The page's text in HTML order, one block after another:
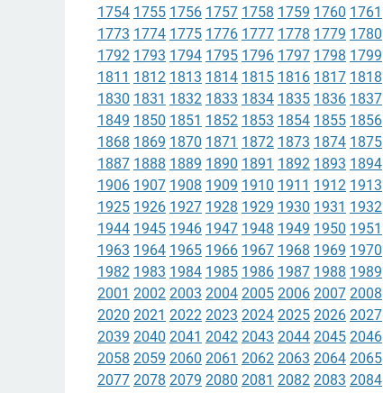
1754 1755 1756 1757 1758 1759 1760 1761
1773 1774 1775 1776 1777 1778 1779 1780
1792 1793 1794 1795 1796 1797 1798 1799
1811 1812 1813 1814 1815 1816 1817 1818
1830 1831 1832 1833 1834 1835 1836 1837
1849 1850 1851 1852 1853 1854 1855 1856
1868 1869 1870 1871 1872 1873 1874 1875
1887 1888 1889 1890 1891 1892 1893 1894
1906 1907 1908 1909 1910 1911 1912 1913
1925 1926 1927 1928 1929 1930 1931 1932
1944 1945 1946 1947 1948 1949 1950 1951
1963 1964 1965 1966 1967 1968 1969 1970
1982 1983 1984 1985 1986 1987 1988 1989
2001 2002 2003 2004 2005 2006 2007 2008
2020 2021 2022 2023 2024 2025 2026 2027
2039 2040 2041 2042 2043 2044 2045 2046
2058 2059 2060 2061 2062 2063 2064 2065
2077 2078 2079 2080 2081 2082 2083 2084